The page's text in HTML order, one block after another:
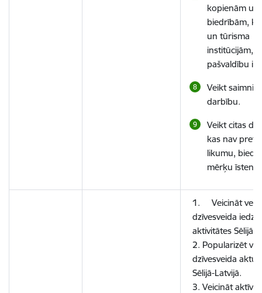
kopienām un
biedrībām,
un tūrisma
institūcijām,
pašvaldību
Veikt
darbību.
Veikt citas
kas nav
likumu,
mērķu
1.
Veicināt
dzīvesveida
aktivitātes Sēlijā-
2. Popularizēt
dzīvesveida
Sēlijā-Latvijā.
3. Veicināt aktīvā